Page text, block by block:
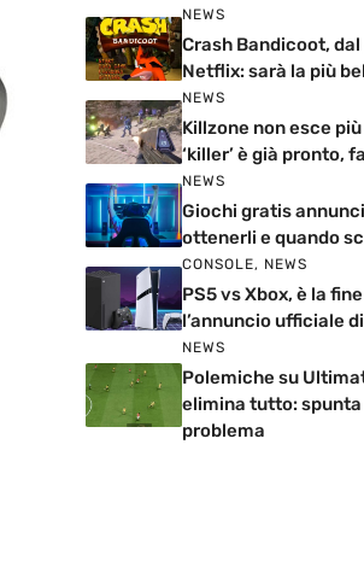
NEWS
Crash Bandicoot,
Netflix: sarà la più
NEWS
Killzone non esce
‘killer’ è già pronto,
NEWS
Giochi gratis
ottenerli e quando
CONSOLE, NEWS
PS5 vs Xbox, è la
l’annuncio ufficiale
NEWS
Polemiche su
elimina tutto: spunta
problema